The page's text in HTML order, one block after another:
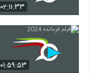
۰۲:۱۱:۳۳
۰۱:۵۹:۵۳